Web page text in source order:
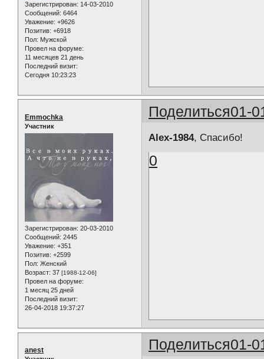
Зарегистрирован: 14-03-2010
Сообщений: 6464
Уважение: +9626
Позитив: +6918
Пол: Мужской
Провел на форуме:
11 месяцев 21 день
Последний визит:
Сегодня 10:23:23
Поделиться01-
Emmochka
Участник
Зарегистрирован: 20-03-2010
Сообщений: 2445
Уважение: +351
Позитив: +2599
Пол: Женский
Возраст: 37 [1988-12-06]
Провел на форуме:
1 месяц 25 дней
Последний визит:
26-04-2018 19:37:27
Alex-1984, Спасибо!
0
Поделиться01-
anest